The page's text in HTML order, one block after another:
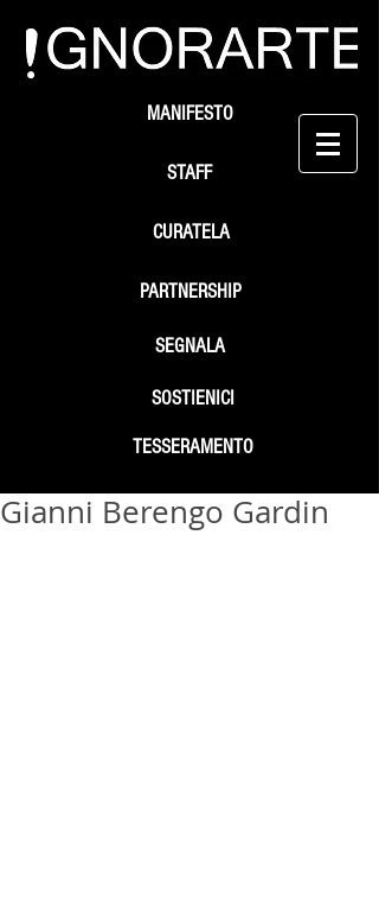
STAFF
SEGNALA
SOSTIENICI
MANIFESTO
PARTNERSHIP
TESSERAMENTO
CURATELA
Gianni Berengo Gardin